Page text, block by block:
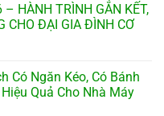
HÀNH TRÌNH GẮN KẾT,
CHO ĐẠI GIA ĐÌNH CƠ
Có Ngăn Kéo, Có Bánh
Quả Cho Nhà Máy